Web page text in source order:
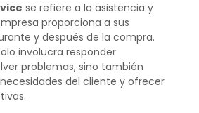
se refiere a la asistencia y
proporciona a sus
y después de la compra.
involucra responder
problemas, sino también
del cliente y ofrecer